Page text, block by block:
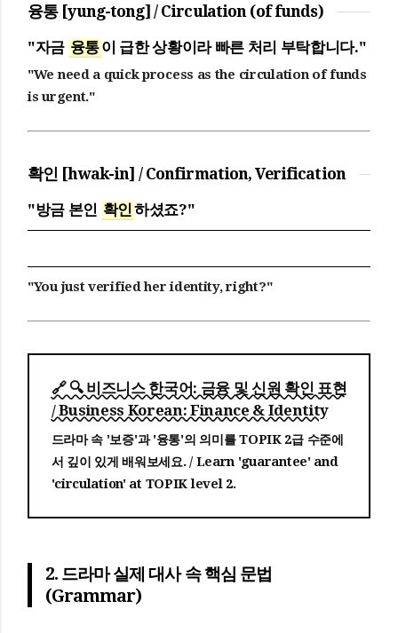
융통 [yung-tong] / Circulation (of funds)
"자금 융통이 급한 상황이라 빠른 처리 부탁합니다."
"We need a quick process as the circulation of funds
is urgent."
확인 [hwak-in] / Confirmation, Verification
"방금 본인 확인 하셨죠?"
"You just verified her identity, right?"
🔗 🔍 비즈니스 한국어: 금융 및 신원 확인 표현
/ Business Korean: Finance & Identity
드라마 속 '보증'과 '융통'의 의미를 TOPIK 2급 수준에
서 깊이 있게 배워보세요. / Learn 'guarantee' and
'circulation' at TOPIK level 2.
2. 드라마 실제 대사 속 핵심 문법
(Grammar)